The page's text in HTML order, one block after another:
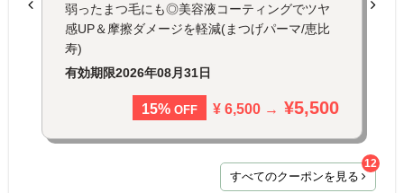
弱ったまつ毛にも◎美容液コーティングでツヤ
感UP＆摩擦ダメージを軽減(まつげパーマ/恵比
寿)
有効期限2026年08月31日
15% OFF ¥ 6,500 → ¥5,500
すべてのクーポンを見る
12